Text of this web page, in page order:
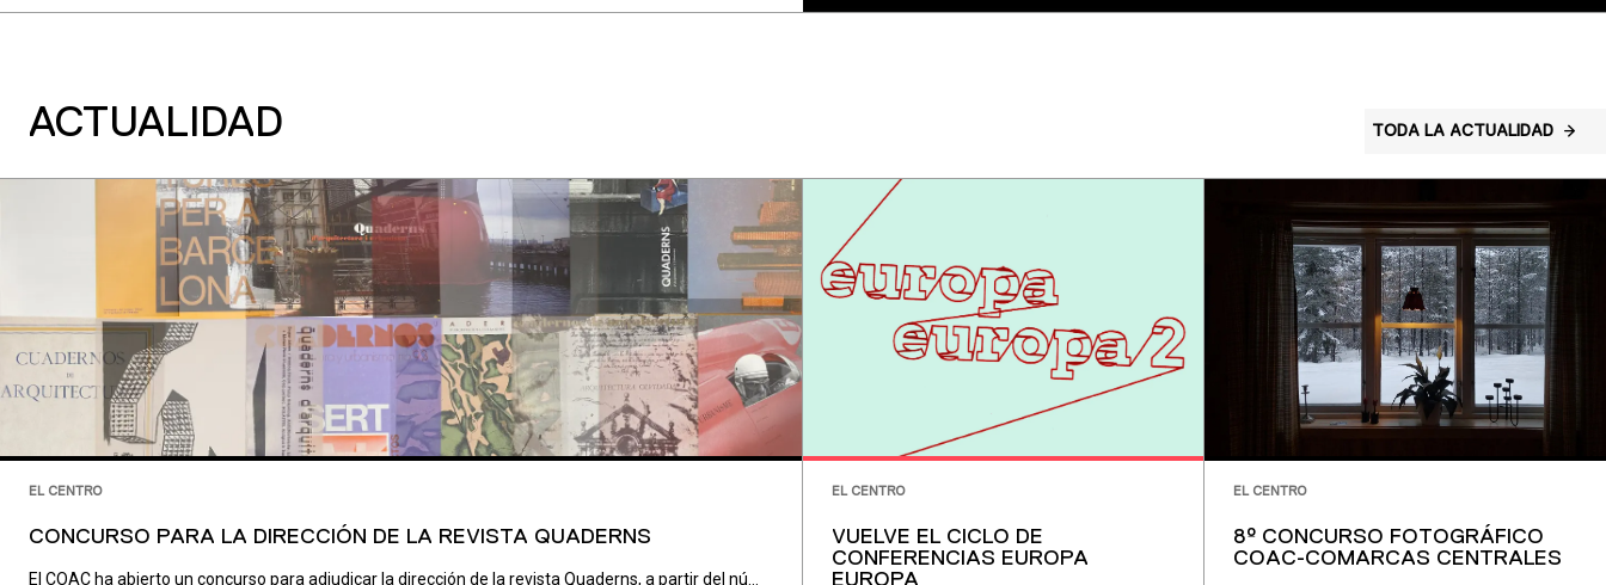
ACTUALIDAD TODA LA ACTUALIDAD
EL CENTRO
CONCURSO PARA LA DIRECCIÓN DE LA REVISTA QUADERNS
El COAC ha abierto un concurso para adjudicar la dirección de la revista Quaderns, a partir del nú...
EL CENTRO
VUELVE EL CICLO DE
CONFERENCIAS EUROPA
EUROPA
EL CENTRO
8º CONCURSO FOTOGRÁFICO
COAC-COMARCAS CENTRALES